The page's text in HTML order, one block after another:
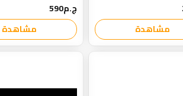
مشاهدة
ج.م590
مشاهدة